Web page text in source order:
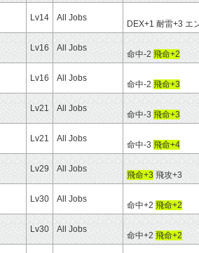
Lv14 All Jobs
DEX+1 耐雷+3 エ
Lv16 All Jobs
命中-2 飛命+2
Lv16 All Jobs
命中-2 飛命+3
Lv21 All Jobs
命中-3 飛命+3
Lv21 All Jobs
命中-3 飛命+4
Lv29 All Jobs
飛命+3 飛攻+3
Lv30 All Jobs
命中+2 飛命+2
Lv30 All Jobs
命中+2 飛命+2